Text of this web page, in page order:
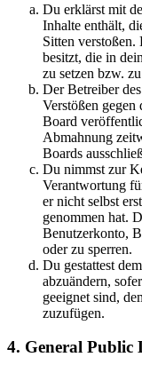
Du erklärst mit
Inhalte enthält,
Sitten verstoßen.
besitzt, die in
zu setzen bzw.
Der Betreiber
Verstößen gegen
Board
Abmahnung
Boards
Du nimmst zur
Verantwortung
er nicht selbst
genommen hat.
Benutzerkonto,
oder zu sperren.
Du gestattest
abzuändern,
geeignet sind,
zuzufügen.
4. General Public